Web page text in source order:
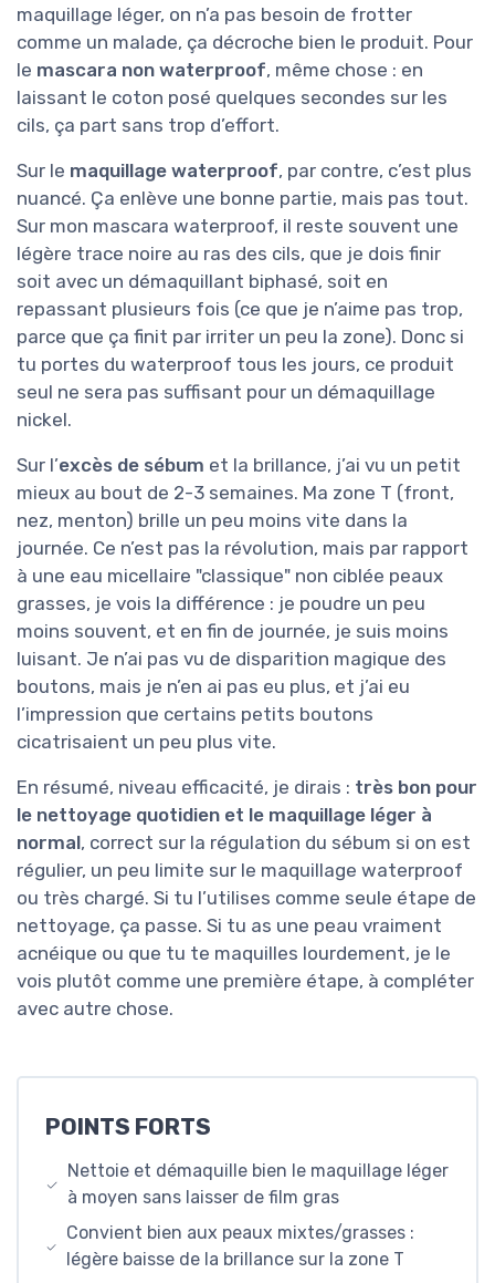
maquillage léger, on n’a pas besoin de frotter
comme un malade, ça décroche bien le produit. Pour
le mascara non waterproof, même chose : en
laissant le coton posé quelques secondes sur les
cils, ça part sans trop d’effort.
Sur le maquillage waterproof, par contre, c’est plus
nuancé. Ça enlève une bonne partie, mais pas tout.
Sur mon mascara waterproof, il reste souvent une
légère trace noire au ras des cils, que je dois finir
soit avec un démaquillant biphasé, soit en
repassant plusieurs fois (ce que je n’aime pas trop,
parce que ça finit par irriter un peu la zone). Donc si
tu portes du waterproof tous les jours, ce produit
seul ne sera pas suffisant pour un démaquillage
nickel.
Sur l’excès de sébum et la brillance, j’ai vu un petit
mieux au bout de 2-3 semaines. Ma zone T (front,
nez, menton) brille un peu moins vite dans la
journée. Ce n’est pas la révolution, mais par rapport
à une eau micellaire "classique" non ciblée peaux
grasses, je vois la différence : je poudre un peu
moins souvent, et en fin de journée, je suis moins
luisant. Je n’ai pas vu de disparition magique des
boutons, mais je n’en ai pas eu plus, et j’ai eu
l’impression que certains petits boutons
cicatrisaient un peu plus vite.
En résumé, niveau efficacité, je dirais : très bon pour
le nettoyage quotidien et le maquillage léger à
normal, correct sur la régulation du sébum si on est
régulier, un peu limite sur le maquillage waterproof
ou très chargé. Si tu l’utilises comme seule étape de
nettoyage, ça passe. Si tu as une peau vraiment
acnéique ou que tu te maquilles lourdement, je le
vois plutôt comme une première étape, à compléter
avec autre chose.
POINTS FORTS
Nettoie et démaquille bien le maquillage léger
à moyen sans laisser de film gras
Convient bien aux peaux mixtes/grasses :
légère baisse de la brillance sur la zone T